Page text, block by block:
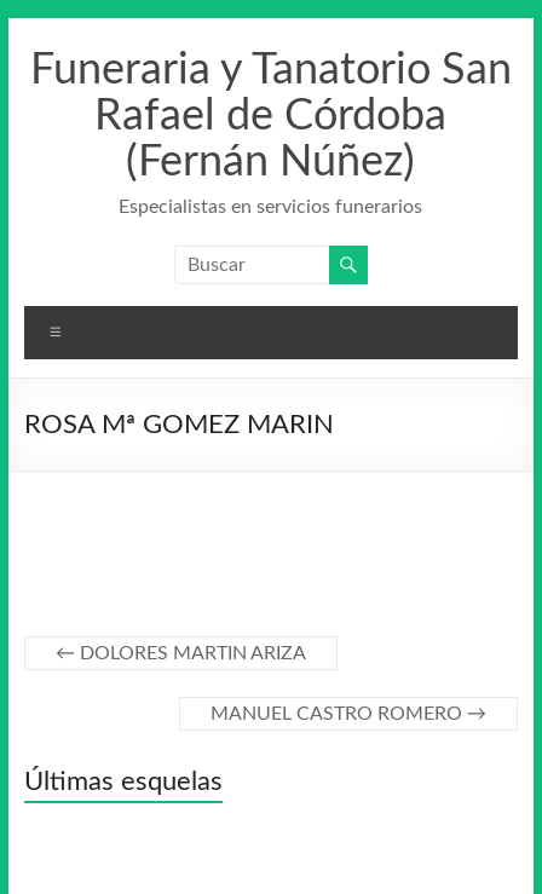
contenido
Funeraria y Tanatorio San
Rafael de Córdoba
(Fernán Núñez)
Especialistas en servicios funerarios
ROSA Mª GOMEZ MARIN
← DOLORES MARTIN ARIZA
MANUEL CASTRO ROMERO →
Últimas esquelas